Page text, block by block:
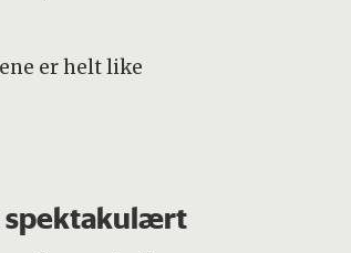
er helt like
spektakulært